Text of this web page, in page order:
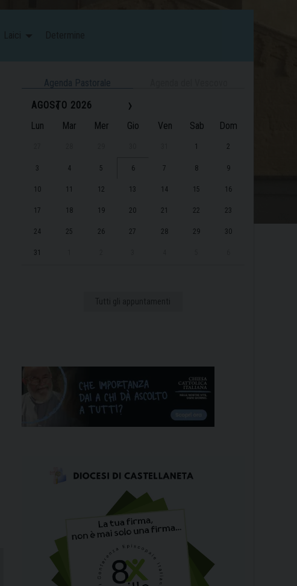
Agenda Pastorale
‹
AGOSTO 2026 ›
Lun Mar Mer Gio Ven Sab Dom
1 2
3 4 5 6 7 8 9
10 11 12 13 14 15 16
17 18 19 20 21 22 23
24 25 26 27 28 29 30
31